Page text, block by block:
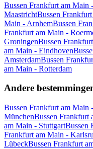
Bussen Frankfurt am Main
MaastrichtBussen
Main - ArnhemBussen
Frankfurt am Main -
GroningenBussen
am Main - Eindhoven
AmsterdamBussen
am Main - Rotterdam
Andere
Bussen Frankfurt am Main
MünchenBussen Frankfurt
am Main - StuttgartBussen
Frankfurt am Main -
LübeckBussen Frankfurt